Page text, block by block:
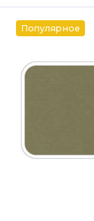
Популярное